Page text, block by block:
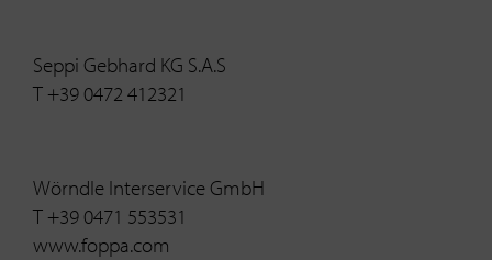
Seppi Gebhard KG S.A.S
T +39 0472 412321
Wörndle Interservice GmbH
T +39 0471 553531
www.foppa.com